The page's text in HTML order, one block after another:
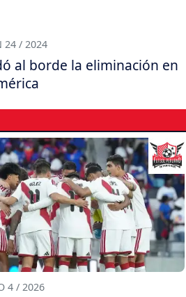
24 / 2024
al borde la eliminación en
4 / 2026